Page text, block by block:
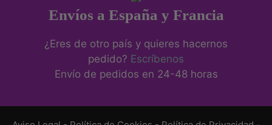
Envíos a España y Francia
¿Eres de otro país y quieres hacernos
pedido? Escríbenos
Envío de pedidos en 24-48 horas